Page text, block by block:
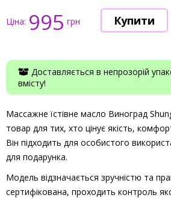
Ціна: 995 грн
Доставляється в непрозорій
вмісту!
Массажне їстівне масло Виноград
товар для тих, хто цінує якість,
Він підходить для особистого
для подарунка.
Модель відзначається зручністю та
сертифікована, проходить контроль